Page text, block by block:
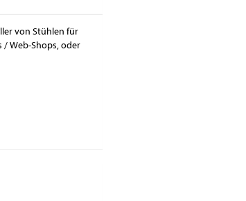
von Stühlen für
/ Web-Shops, oder